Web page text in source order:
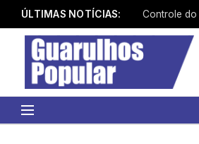
ÚLTIMAS NOTÍCIAS: Controle